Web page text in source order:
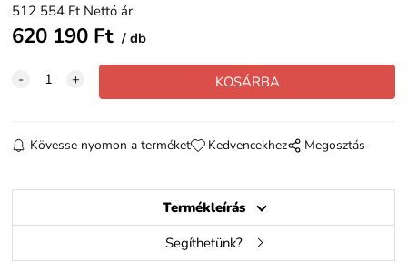
512 554 Ft Nettó ár
620 190 Ft db
Kövesse nyomon a terméket Kedvencekhez Megosztás
Termékleírás
Segíthetünk?